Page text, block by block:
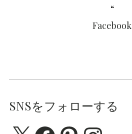
Facebook
SNSをフォローする
X FacebookPinterestInstagram